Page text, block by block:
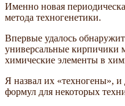
Именно новая
метода техногенетики.
Впервые удалось
универсальные кирпичики
химические элементы в
Я назвал их «техногены»,
формул для некоторых